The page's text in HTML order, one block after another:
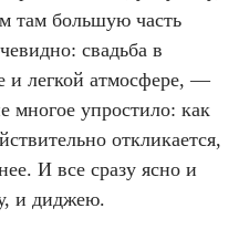
там большую часть
свадьба в
и легкой атмосфере, —
многое упростило: как
откликается,
И все сразу ясно и
и диджею.